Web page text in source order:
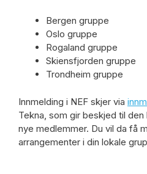
Bergen gruppe
Oslo gruppe
Rogaland gruppe
Skiensfjorden gruppe
Trondheim gruppe
Innmelding i NEF skjer via
Tekna, som gir beskjed til
nye medlemmer. Du vil da få
arrangementer i din lokale